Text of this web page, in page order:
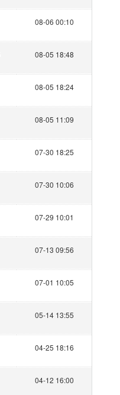
08-06 00:10
08-05 18:48
08-05 18:24
08-05 11:09
07-30 18:25
07-30 10:06
07-29 10:01
07-13 09:56
07-01 10:05
05-14 13:55
04-25 18:16
04-12 16:00